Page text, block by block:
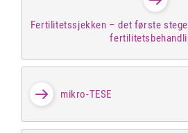
Fertilitetssjekken – det første
mikro-TESE